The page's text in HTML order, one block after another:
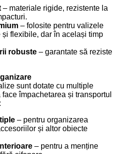
– materiale rigide, rezistente la
– folosite pentru valizele
și flexibile, dar în același timp
robuste – garantate să reziste
sunt dotate cu multiple
împachetarea și transportul
– pentru organizarea
și altor obiecte
– pentru a menține